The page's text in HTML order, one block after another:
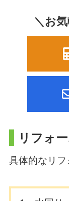
＼お
リフォ
具体的なリフ